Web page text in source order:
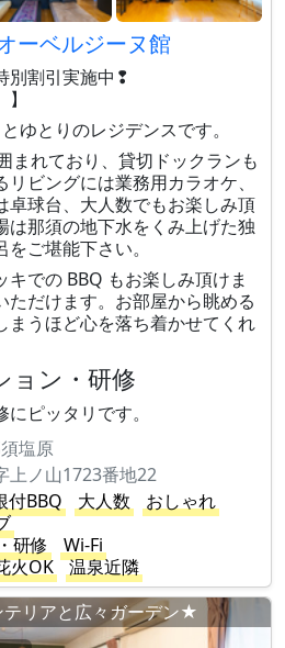
ーベルジーヌ館
別割引実施中❢
ゆとりのレジデンスです。
まれており、貸切ドックランも
ビングには業務用カラオケ、
卓球台、大人数でもお楽しみ頂
は那須の地下水をくみ上げた独
ご堪能下さい。
での BBQ もお楽しみ頂けま
ただけます。お部屋から眺める
まうほど心を落ち着かせてくれ
ョン・研修
ピッタリです。
塩原
上ノ山1723番地22
付BBQ 大人数
おしゃれ
研修
Wi-Fi
火OK
温泉近隣
リアと広々ガーデン★